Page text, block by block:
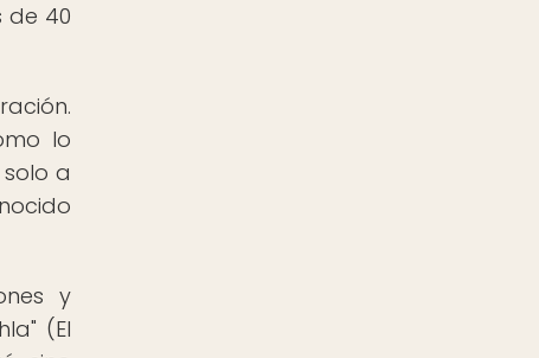
de 40
lo
a
y
(El